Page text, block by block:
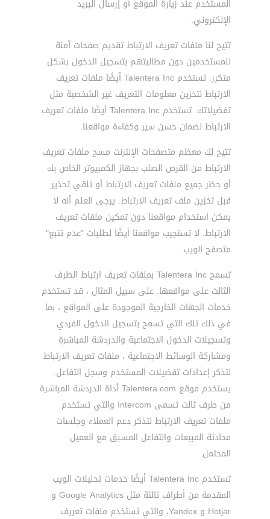
المستخدم عند زيارة الموقع أو إرسال البريد
الإلكتروني.
تتيح لنا ملفات تعريف الارتباط تقديم صفحات آمنة
للمستخدمين دون مطالبتهم بتسجيل الدخول بشكل
متكرر. تستخدم Talentera Inc أيضًا ملفات تعريف
الارتباط لتخزين معلومات التعريف غير الشخصية مثل
تفضيلاتك. تستخدم Talentera Inc أيضًا ملفات تعريف
الارتباط لضمان حسن سير وكفاءة مواقعنا.
تتيح لك معظم متصفحات الإنترنت مسح ملفات تعريف
الارتباط من القرص الصلب بجهاز الكمبيوتر الخاص بك
أو حظر جميع ملفات تعريف الارتباط أو تلقي تحذير
قبل تخزين ملف تعريف الارتباط. يرجى العلم أنه لا
يمكن استخدام مواقعنا دون تمكين ملفات تعريف
الارتباط. لا تستجيب مواقعنا أيضًا لطلبات "عدم تتبع"
متصفح الويب.
تسمح Talentera Inc بملفات تعريف ارتباط الطرف
الثالث على مواقعها. على سبيل المثال ، قد تستخدم
خدمات الجهات الخارجية الموجودة على المواقع ، بما
في ذلك تلك التي تسمح بتسجيل الدخول الفردي
وتسجيلات الدخول الاجتماعية والدردشة المباشرة
ومشاركة الوسائط الاجتماعية ، ملفات تعريف الارتباط
لتذكر إعدادات تفضيلات المستخدم وسجل التفاعل.
يستخدم موقع Talentera.com أداة الدردشة المباشرة
من طرف ثالث تسمى Intercom والتي تستخدم
ملفات تعريف الارتباط لتذكر دعم العملاء وجلسات
محادثة المبيعات والتفاعل المسبق مع العميل
المحتمل.
تستخدم Talentera Inc أيضًا خدمات تحليلات الويب
المقدمة من أطراف ثالثة مثل Google Analytics و
Hotjar و Yandex، والتي تستخدم ملفات تعريف